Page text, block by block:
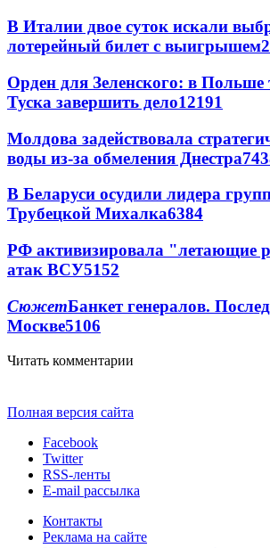
В Италии двое суток искали
лотерейный билет с выигрышем
Орден для Зеленского: в Польше
Туска завершить дело12191
Молдова задействовала
воды из-за обмеления Днестра
В Беларуси осудили лидера
Трубецкой Михалка6384
РФ активизировала "летающие
атак ВСУ5152
СюжетБанкет генералов.
Москве5106
Читать комментарии
Полная версия сайта
Facebook
Twitter
RSS-ленты
E-mail рассылка
Контакты
Реклама на сайте